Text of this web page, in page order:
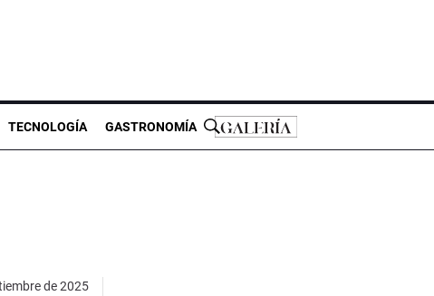
TECNOLOGÍA GASTRONOMÍA
de 2025